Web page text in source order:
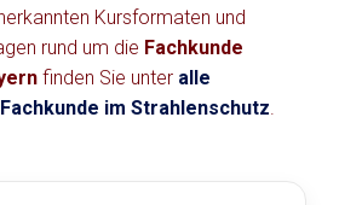
Kursformaten und
rund um die Fachkunde
finden Sie unter alle
im Strahlenschutz